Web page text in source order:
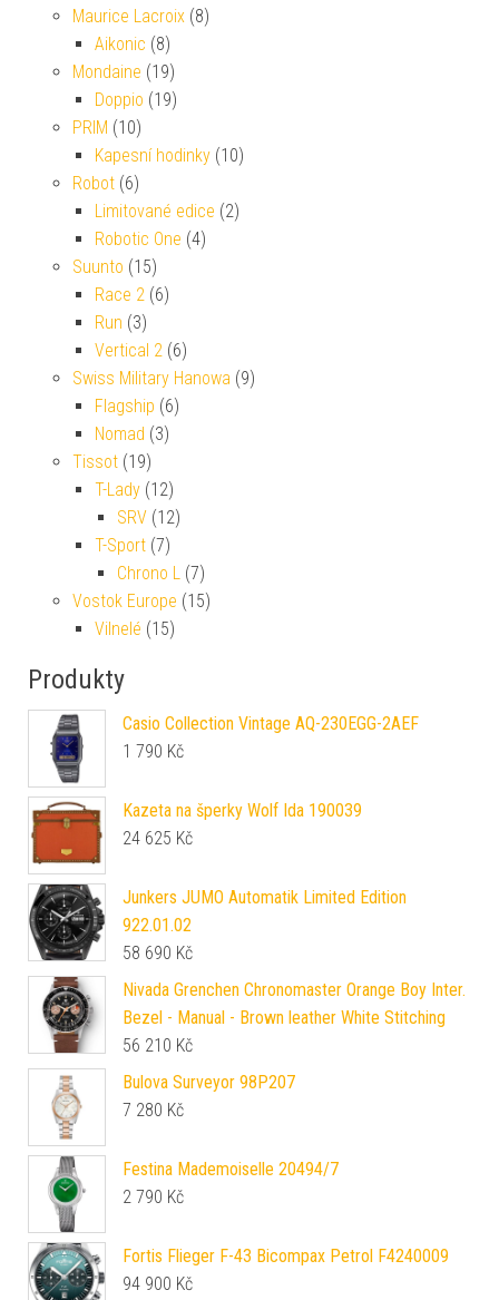
Maurice Lacroix (8)
Aikonic (8)
Mondaine (19)
Doppio (19)
PRIM (10)
Kapesní hodinky (10)
Robot (6)
Limitované edice (2)
Robotic One (4)
Suunto (15)
Race 2 (6)
Run (3)
Vertical 2 (6)
Swiss Military Hanowa (9)
Flagship (6)
Nomad (3)
Tissot (19)
T-Lady (12)
SRV (12)
T-Sport (7)
Chrono L (7)
Vostok Europe (15)
Vilnelé (15)
Produkty
Casio Collection Vintage AQ-230EGG-2AEF
1 790 Kč
Kazeta na šperky Wolf Ida 190039
24 625 Kč
Junkers JUMO Automatik Limited Edition
922.01.02
58 690 Kč
Nivada Grenchen Chronomaster Orange Boy Inter.
Bezel - Manual - Brown leather White Stitching
56 210 Kč
Bulova Surveyor 98P207
7 280 Kč
Festina Mademoiselle 20494/7
2 790 Kč
Fortis Flieger F-43 Bicompax Petrol F4240009
94 900 Kč